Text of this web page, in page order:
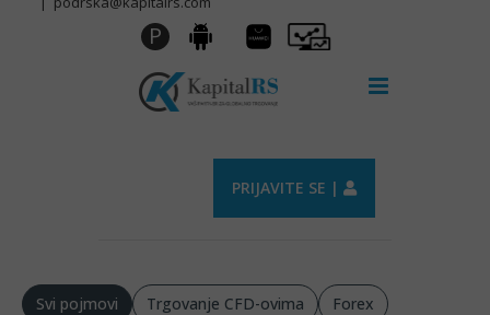
P Android
Huawei
AppGallery
Pro
Trader
PRIJAVITE SE |
Svi pojmovi Trgovanje CFD-ovima
Forex